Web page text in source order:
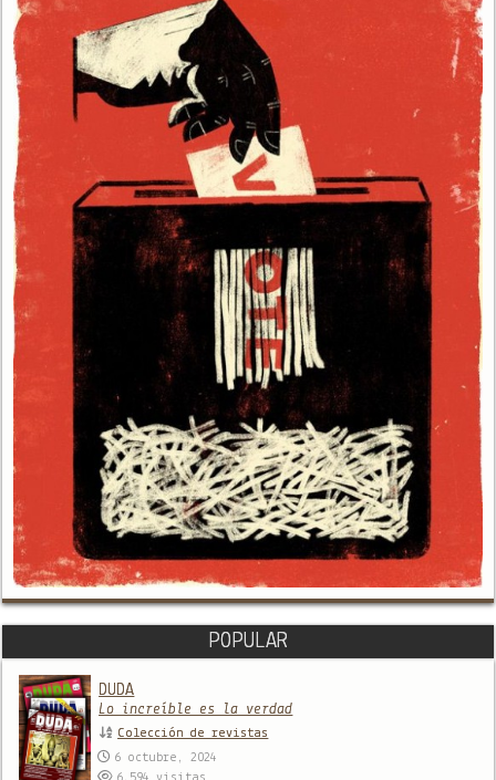
POPULAR
DUDA
Lo increíble es la verdad
Colección de revistas
6 octubre, 2024